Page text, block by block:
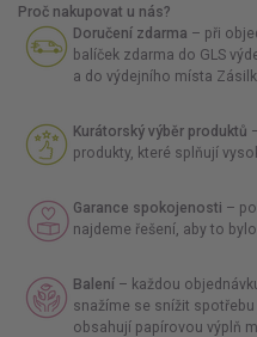
Proč nakupovat u nás?
Doručení zdarma – při
balíček zdarma do GLS
a do výdejního místa
Kurátorský výběr produktů
produkty, které splňují
Garance spokojenosti –
najdeme řešení, aby to
Balení – každou
snažíme se snížit
obsahují papírovou výplň